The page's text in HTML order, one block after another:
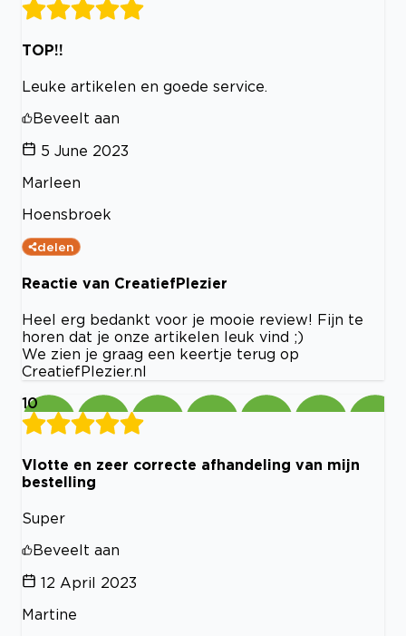
TOP!!
Leuke artikelen en goede service.
Beveelt aan
5 June 2023
Marleen
Hoensbroek
delen
Reactie van CreatiefPlezier
Heel erg bedankt voor je mooie review! Fijn te
horen dat je onze artikelen leuk vind ;)
We zien je graag een keertje terug op
CreatiefPlezier.nl
10
Vlotte en zeer correcte afhandeling van mijn
bestelling
Super
Beveelt aan
12 April 2023
Martine